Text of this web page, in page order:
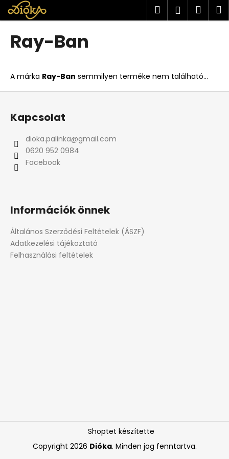
Ugrás
fő
tartalomhoz
Keresés
Ray-Ban
A márka Ray-Ban semmilyen terméke nem található...
o
i
t
k
e
r
s
?
KERESÉS
L
Kapcsolat
dioka.palinka@gmail.com
0620 952 0984
Facebook
Információk önnek
Általános Szerződési Feltételek (ÁSZF)
Adatkezelési tájékoztató
Felhasználási feltételek
Shoptet készítette
Copyright 2026 Dióka. Minden jog fenntartva.